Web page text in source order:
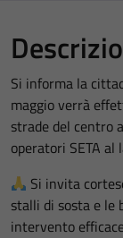
Si informa la
maggio verrà
strade del centro
operatori SETA
Si invita
stalli di sosta e le
intervento